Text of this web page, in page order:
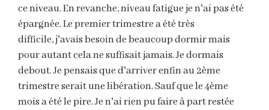
ce niveau. En revanche, niveau fatigue je n'ai pas été
épargnée. Le premier trimestre a été très
difficile, j'avais besoin de beaucoup dormir mais
pour autant cela ne suffisait jamais. Je dormais
debout. Je pensais que d'arriver enfin au 2ème
trimestre serait une libération. Sauf que le 4ème
mois a été le pire. Je n'ai rien pu faire à part restée